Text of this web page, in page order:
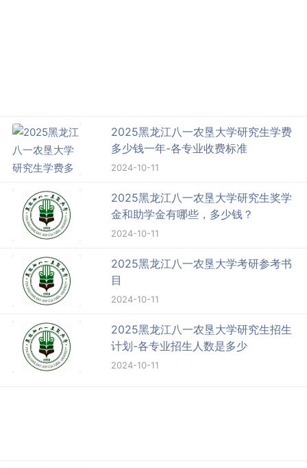
2025黑龙江八一农垦大学研究生学费
多少钱一年-各专业收费标准
2024-10-11
2025黑龙江八一农垦大学研究生奖学
金和助学金有哪些，多少钱？
2024-10-11
2025黑龙江八一农垦大学考研参考书
目
2024-10-11
2025黑龙江八一农垦大学研究生招生
计划-各专业招生人数是多少
2024-10-11